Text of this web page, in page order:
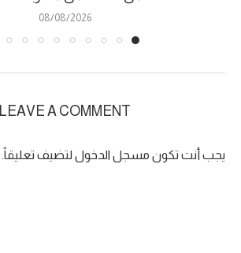
08/08/2026
LEAVE A COMMENT
يجب أنت تكون مسجل الدخول لتضيف تعليقاً.